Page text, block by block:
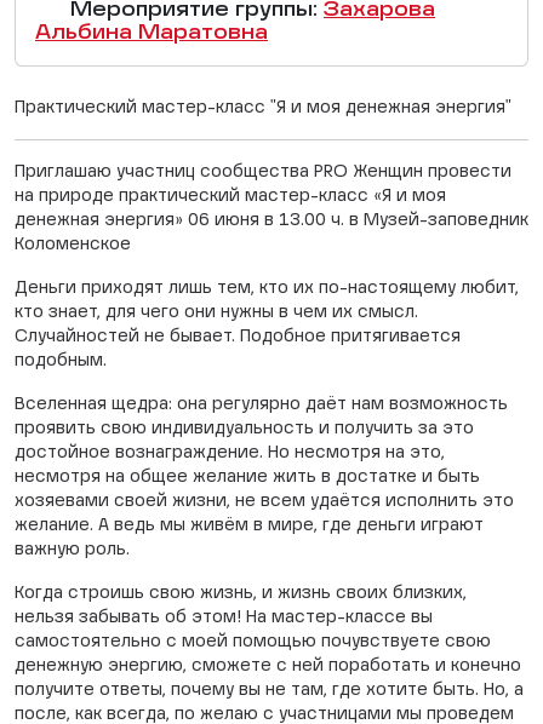
Мероприятие группы: Захарова
Альбина Маратовна
Практический мастер-класс "Я и моя денежная энергия"
Приглашаю участниц сообщества PRO Женщин провести
на природе практический мастер-класс «Я и моя
денежная энергия» 06 июня в 13.00 ч. в Музей-заповедник
Коломенское
Деньги приходят лишь тем, кто их по-настоящему любит,
кто знает, для чего они нужны в чем их смысл.
Случайностей не бывает. Подобное притягивается
подобным.
Вселенная щедра: она регулярно даёт нам возможность
проявить свою индивидуальность и получить за это
достойное вознаграждение. Но несмотря на это,
несмотря на общее желание жить в достатке и быть
хозяевами своей жизни, не всем удаётся исполнить это
желание. А ведь мы живём в мире, где деньги играют
важную роль.
Когда строишь свою жизнь, и жизнь своих близких,
нельзя забывать об этом! На мастер-классе вы
самостоятельно с моей помощью почувствуете свою
денежную энергию, сможете с ней поработать и конечно
получите ответы, почему вы не там, где хотите быть. Но, а
после, как всегда, по желаю с участницами мы проведем